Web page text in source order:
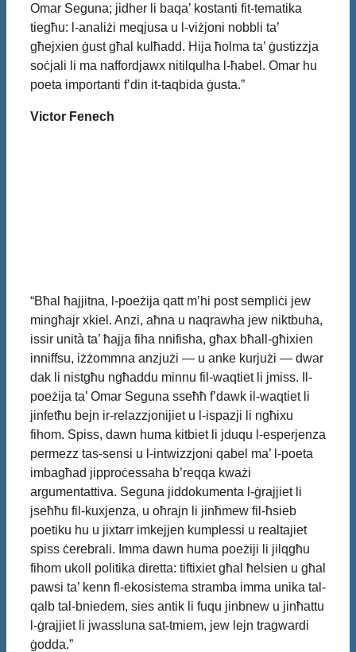
Omar Seguna; jidher li baqa’ kostanti fit-tematika
tiegħu: l-analiżi meqjusa u l-viżjoni nobbli ta’
għejxien ġust għal kulħadd. Hija ħolma ta’ ġustizzja
soċjali li ma naffordjawx nitilqulha l-ħabel. Omar hu
poeta importanti f’din it-taqbida ġusta.”
Victor Fenech
“Bħal ħajjitna, l-poeżija qatt m’hi post sempliċi jew
mingħajr xkiel. Anzi, aħna u naqrawha jew niktbuha,
issir unità ta’ ħajja fiha nnifisha, għax bħall-għixien
inniffsu, iżżommna anzjużi — u anke kurjużi — dwar
dak li nistgħu ngħaddu minnu fil-waqtiet li jmiss. Il-
poeżija ta’ Omar Seguna sseħħ f’dawk il-waqtiet li
jinfetħu bejn ir-relazzjonijiet u l-ispazji li ngħixu
fihom. Spiss, dawn huma kitbiet li jduqu l-esperjenza
permezz tas-sensi u l-intwizzjoni qabel ma’ l-poeta
imbagħad jipproċessaha b’reqqa kważi
argumentattiva. Seguna jiddokumenta l-ġrajjiet li
jseħħu fil-kuxjenza, u oħrajn li jinħmew fil-ħsieb
poetiku hu u jixtarr imkejjen kumplessi u realtajiet
spiss ċerebrali. Imma dawn huma poeżiji li jilqgħu
fihom ukoll politika diretta: tiftixiet għal ħelsien u għal
pawsi ta’ kenn fl-ekosistema stramba imma unika tal-
qalb tal-bniedem, sies antik li fuqu jinbnew u jinħattu
l-ġrajjiet li jwassluna sat-tmiem, jew lejn tragwardi
ġodda.”